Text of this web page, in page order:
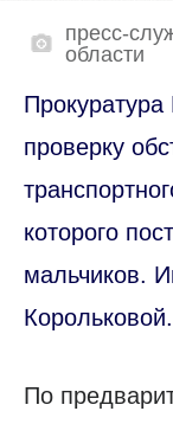
пресс-
области
проверку
которого
мальчиков.
Корольковой.
По